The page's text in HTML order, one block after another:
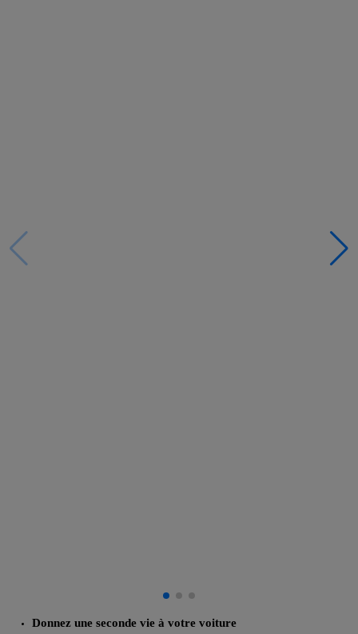
Donnez une seconde vie à votre voiture